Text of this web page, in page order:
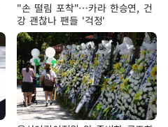
"손 떨림 포착"…카라 한승연, 건
강 괜찮나 팬들 '걱정'